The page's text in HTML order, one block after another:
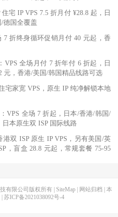
宅 IP VPS 7.5 折月付 ¥28.8 起，日
德国全覆盖
7 折终身循环促销月付 40 元起，香
VPS 全场月付 7 折年付 6 折起，日
元，香港/美国/韩国精品线路可选
宅家宽 VPS，原生 IP 纯净解锁本地
VPS 全场 7 折起，日本/香港/韩国/
本原生双 ISP 国际线路
港双 ISP 原生 IP VPS，另有美国/英
，盲盒 28.8 元起，常规套餐 75-95
有限公司版权所有 | SiteMap| 网站归档 | 本
| 苏ICP备2021038092号-4